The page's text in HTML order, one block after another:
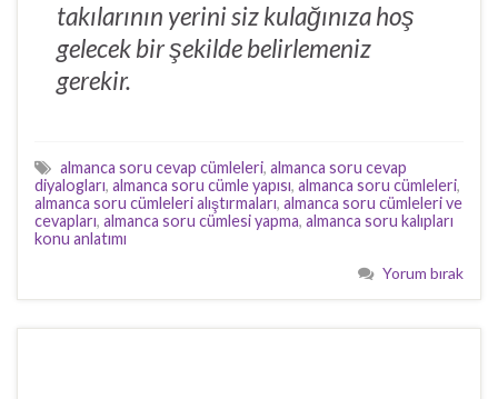
takılarının yerini siz kulağınıza hoş
gelecek bir şekilde belirlemeniz
gerekir.
almanca soru cevap cümleleri, almanca soru cevap
diyalogları, almanca soru cümle yapısı, almanca soru cümleleri,
almanca soru cümleleri alıştırmaları, almanca soru cümleleri ve
cevapları, almanca soru cümlesi yapma, almanca soru kalıpları
konu anlatımı
Yorum bırak